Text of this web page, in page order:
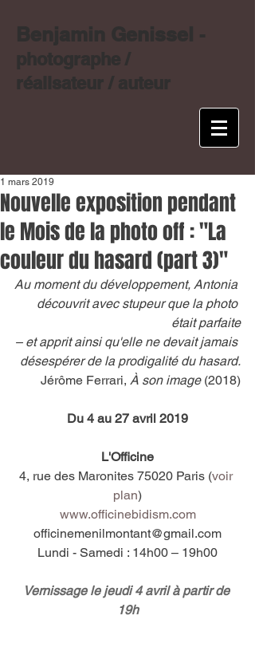
Benjamin Genissel -
photographe /
réalisateur / auteur
Nouvelle exposition pendant
le Mois de la photo off : "La
couleur du hasard (part 3)"
1 mars 2019
Au moment du développement, Antonia
découvrit avec stupeur que la photo
était parfaite
– et apprit ainsi qu'elle ne devait jamais
désespérer de la prodigalité du hasard.
Jérôme Ferrari, À son image (2018)
Du 4 au 27 avril 2019
L'Officine
4, rue des Maronites 75020 Paris (voir
plan)
www.officinebidism.com
officinemenilmontant@gmail.com
Lundi - Samedi : 14h00 – 19h00
Vernissage le jeudi 4 avril à partir de
19h